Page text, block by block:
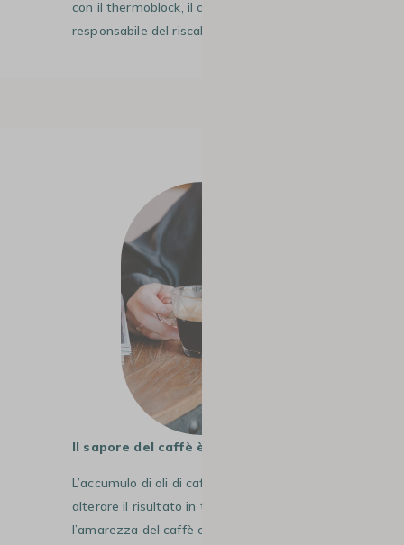
con il thermoblock, il componente
responsabile del riscaldamento dell’acqua.
Il sapore del caffè è diverso dal solito
L’accumulo di oli di caffè e calcare può
alterare il risultato in tazza, aumentando
l’amarezza del caffè e modificandone il